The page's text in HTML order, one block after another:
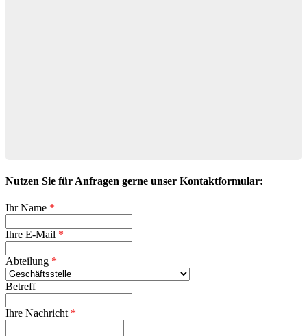
Nutzen Sie für Anfragen gerne unser Kontaktformular:
Ihr Name *
Ihre E-Mail *
Abteilung *
Betreff
Ihre Nachricht *